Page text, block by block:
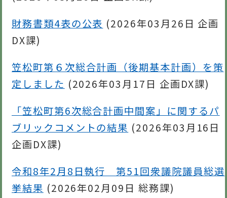
財務書類4表の公表 (2026年03月26日 企画
DX課)
笠松町第６次総合計画（後期基本計画）を策
定しました (2026年03月17日 企画DX課)
「笠松町第6次総合計画中間案」に関するパ
ブリックコメントの結果 (2026年03月16日
企画DX課)
令和8年2月8日執行 第51回衆議院議員総選
挙結果 (2026年02月09日 総務課)